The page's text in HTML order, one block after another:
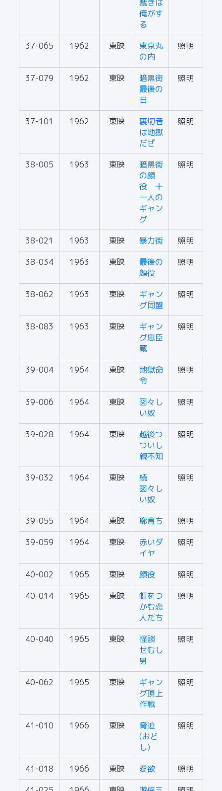
裁きは
俺がす
る
37-065
1962 東映
東京丸
の内
照明
37-079 1962 東映
暗黒街
最後の
日
照明
37-101 1962 東映
裏切者
は地獄
だぜ
照明
38-005 1963 東映
暗黒街
の顔
役 十
一人の
ギャン
グ
照明
38-021 1963 東映 暴力街
照明
38-034
1963 東映
最後の
顔役
照明
38-062 1963 東映
ギャン
グ同盟
照明
38-083 1963 東映
ギャン
グ忠臣
蔵
照明
39-004 1964 東映
地獄命
令
照明
39-006 1964 東映
図々し
い奴
照明
39-028 1964 東映
越後つ
ついし
親不知
照明
39-032 1964 東映
続
図々し
い奴
照明
39-055 1964 東映 廓育ち
照明
39-059
1964 東映
赤いダ
イヤ
照明
40-002 1965 東映 顔役
照明
40-014
1965 東映
虹をつ
かむ恋
人たち
照明
40-040 1965 東映
怪談
せむし
男
照明
40-062 1965 東映
ギャン
グ頂上
作戦
照明
41-010 1966 東映
脅迫
(おど
し)
照明
41-018 1966 東映 愛欲
照明